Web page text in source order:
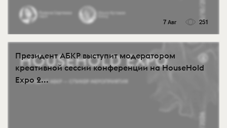
7 Авг 251
Президент АБКР выступит модератором
креативной сессии конференции на HouseHold
Expo 2...